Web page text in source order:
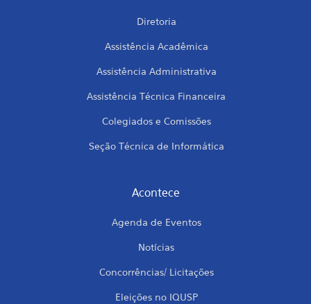
Diretoria
Assistência Acadêmica
Assistência Administrativa
Assistência Técnica Financeira
Colegiados e Comissões
Seção Técnica de Informática
Acontece
Agenda de Eventos
Notícias
Concorrências/ Licitações
Eleições no IQUSP